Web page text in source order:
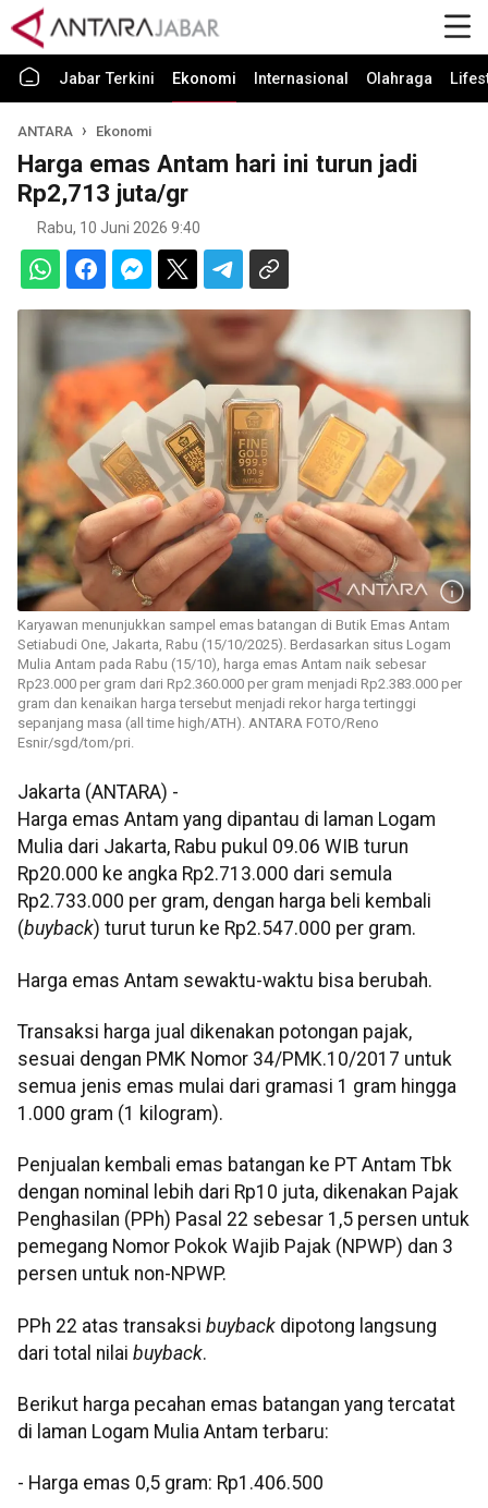
Jabar Terkini Ekonomi Internasional Olahraga
ANTARA Ekonomi
Harga emas Antam hari ini turun jadi
Rp2,713 juta/gr
Rabu, 10 Juni 2026 9:40
Karyawan menunjukkan sampel emas batangan di Butik Emas Antam
Setiabudi One, Jakarta, Rabu (15/10/2025). Berdasarkan situs Logam
Mulia Antam pada Rabu (15/10), harga emas Antam naik sebesar
Rp23.000 per gram dari Rp2.360.000 per gram menjadi Rp2.383.000 per
gram dan kenaikan harga tersebut menjadi rekor harga tertinggi
sepanjang masa (all time high/ATH). ANTARA FOTO/Reno
Esnir/sgd/tom/pri.
Jakarta (ANTARA) -
Harga emas Antam yang dipantau di laman Logam
Mulia dari Jakarta, Rabu pukul 09.06 WIB turun
Rp20.000 ke angka Rp2.713.000 dari semula
Rp2.733.000 per gram, dengan harga beli kembali
(buyback) turut turun ke Rp2.547.000 per gram.
Harga emas Antam sewaktu-waktu bisa berubah.
Transaksi harga jual dikenakan potongan pajak,
sesuai dengan PMK Nomor 34/PMK.10/2017 untuk
semua jenis emas mulai dari gramasi 1 gram hingga
1.000 gram (1 kilogram).
Penjualan kembali emas batangan ke PT Antam Tbk
dengan nominal lebih dari Rp10 juta, dikenakan Pajak
Penghasilan (PPh) Pasal 22 sebesar 1,5 persen untuk
pemegang Nomor Pokok Wajib Pajak (NPWP) dan 3
persen untuk non-NPWP.
PPh 22 atas transaksi buyback dipotong langsung
dari total nilai buyback.
Berikut harga pecahan emas batangan yang tercatat
di laman Logam Mulia Antam terbaru:
‎‎- Harga emas 0,5 gram: Rp1.406.500